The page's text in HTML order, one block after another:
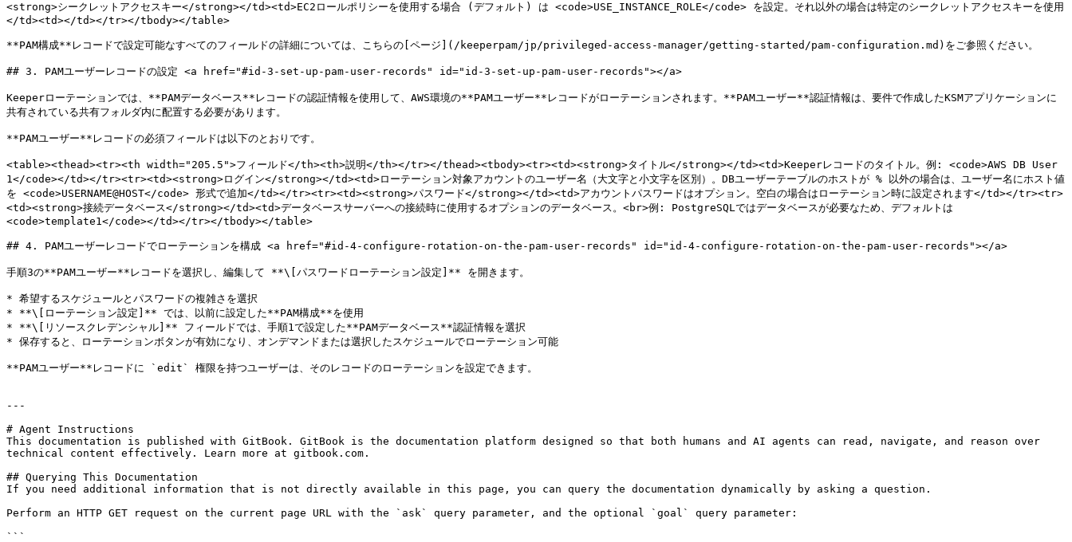
<strong>シークレットアクセスキー</strong></td><td>EC2ロールポリシーを使用する場合 (デフォルト) は <code>USE_INSTANCE_ROLE</code> を設定。それ以外の場合は特定のシークレットアクセスキーを使用
</td><td></td></tr></tbody></table>
**PAM構成**レコードで設定可能なすべてのフィールドの詳細については、こちらの[ページ](/keeperpam/jp/privileged-access-manager/getting-started/pam-configuration.md)をご参照ください。
## 3. PAMユーザーレコードの設定 <a href="#id-3-set-up-pam-user-records" id="id-3-set-up-pam-user-records"></a>
Keeperローテーションでは、**PAMデータベース**レコードの認証情報を使用して、AWS環境の**PAMユーザー**レコードがローテーションされます。**PAMユーザー**認証情報は、要件で作成したKSMアプリケーションに
共有されている共有フォルダ内に配置する必要があります。
**PAMユーザー**レコードの必須フィールドは以下のとおりです。
<table><thead><tr><th width="205.5">フィールド</th><th>説明</th></tr></thead><tbody><tr><td><strong>タイトル</strong></td><td>Keeperレコードのタイトル。例: <code>AWS DB User
1</code></td></tr><tr><td><strong>ログイン</strong></td><td>ローテーション対象アカウントのユーザー名（大文字と小文字を区別）。DBユーザーテーブルのホストが % 以外の場合は、ユーザー名にホスト値
を <code>USERNAME@HOST</code> 形式で追加</td></tr><tr><td><strong>パスワード</strong></td><td>アカウントパスワードはオプション。空白の場合はローテーション時に設定されます</td></tr><tr>
<td><strong>接続データベース</strong></td><td>データベースサーバーへの接続時に使用するオプションのデータベース。<br>例: PostgreSQLではデータベースが必要なため、デフォルトは
<code>template1</code></td></tr></tbody></table>
## 4. PAMユーザーレコードでローテーションを構成 <a href="#id-4-configure-rotation-on-the-pam-user-records" id="id-4-configure-rotation-on-the-pam-user-records"></a>
手順3の**PAMユーザー**レコードを選択し、編集して **\[パスワードローテーション設定]** を開きます。
* 希望するスケジュールとパスワードの複雑さを選択
* **\[ローテーション設定]** では、以前に設定した**PAM構成**を使用
* **\[リソースクレデンシャル]** フィールドでは、手順1で設定した**PAMデータベース**認証情報を選択
* 保存すると、ローテーションボタンが有効になり、オンデマンドまたは選択したスケジュールでローテーション可能
**PAMユーザー**レコードに `edit` 権限を持つユーザーは、そのレコードのローテーションを設定できます。
---
# Agent Instructions
This documentation is published with GitBook. GitBook is the documentation platform designed so that both humans and AI agents can read, navigate, and reason over
technical content effectively. Learn more at gitbook.com.
## Querying This Documentation
If you need additional information that is not directly available in this page, you can query the documentation dynamically by asking a question.
Perform an HTTP GET request on the current page URL with the `ask` query parameter, and the optional `goal` query parameter:
```